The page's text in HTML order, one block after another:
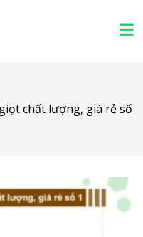
chất lượng, giá rẻ số